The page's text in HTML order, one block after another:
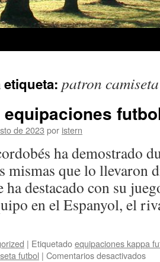
patron
de 2023 por istern
ha demostrado
mismas que lo llevaron
ha destacado con su
en el Espanyol, el
| Etiquetadoequipaciones kappa
futbol | Comentarios desactivadosen